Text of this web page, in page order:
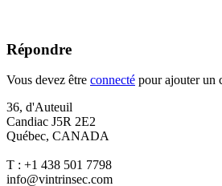
Répondre
Vous devez être connecté pour ajouter un
36, d'Auteuil
Candiac J5R 2E2
Québec, CANADA
T : +1 438 501 7798
info@vintrinsec.com